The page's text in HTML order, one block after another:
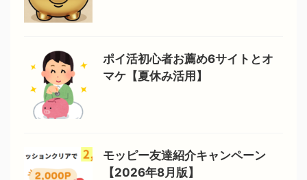
ポイ活初心者お薦め6サイトとオ
マケ【夏休み活用】
モッピー友達紹介キャンペーン
【2026年8月版】